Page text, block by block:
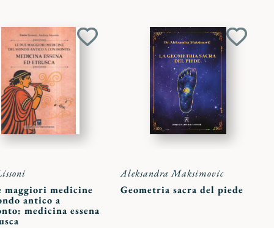
Aggiungi
maggiori medicine
antico a
medicina essena
Aleksandra Maksimovic
Geometria sacra del piede